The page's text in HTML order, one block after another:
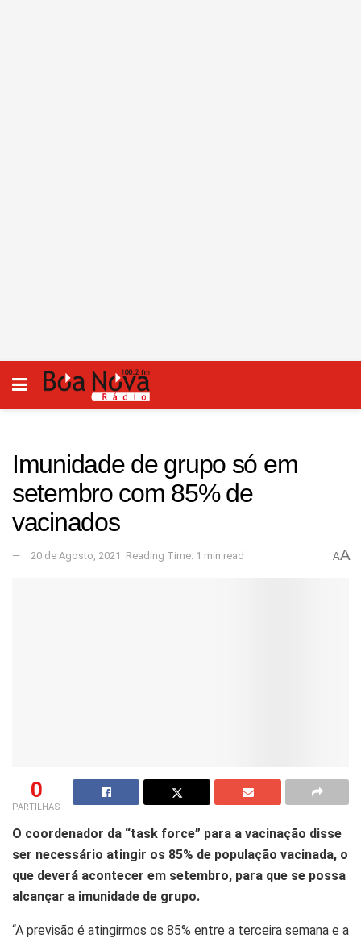
Imunidade de grupo só em
setembro com 85% de
vacinados
20 de Agosto, 2021 Reading Time: 1 min read AA
0
PARTILHAS
O coordenador da “task force” para a vacinação disse
ser necessário atingir os 85% de população vacinada, o
que deverá acontecer em setembro, para que se possa
alcançar a imunidade de grupo.
“A previsão é atingirmos os 85% entre a terceira semana e a